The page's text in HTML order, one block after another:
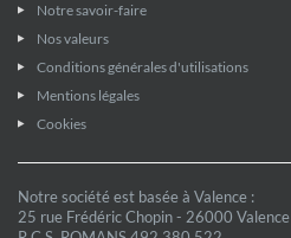
Notre savoir-faire
Nos valeurs
Conditions générales d'utilisations
Mentions légales
Cookies
Notre société est basée à Valence :
25 rue Frédéric Chopin - 26000 Valence